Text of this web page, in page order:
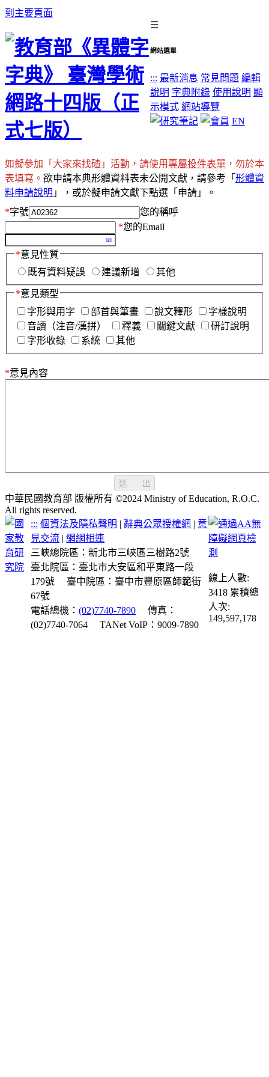
到主要頁面
☰
網站選單
::: 最新消息 常見問題 編輯
說明 字典附錄 使用說明 顯
示模式 網站導覽
EN
如擬參加「大家來找碴」活動，請使用專屬投件表單 ，勿於本
表填寫。 欲申請本典形體資料表未公開文獻，請參考「 形體資
料申請說明 」，或於擬申請文獻下點選「申請」。
*字號
您的稱呼
*您的Email
*意見性質
既有資料疑誤
建議新增 其他
*意見類型
字形與用字
部首與筆畫 說文釋形
字樣說明
音讀（注音/漢拼）
釋義 關鍵文獻
研訂說明
字形收錄
系統 其他
*意見內容
送 出
中華民國教育部 版權所有 ©2024 Ministry of Education, R.O.C.
All rights reserved.
::: 個資法及隱私聲明 | 辭典公眾授權網 | 意
見交流 |網網相連
三峽總院區：新北市三峽區三樹路2號
臺北院區：臺北市大安區和平東路一段
179號
臺中院區：臺中市豐原區師範街
67號
電話總機：(02)7740-7890
傳真：
(02)7740-7064
TANet VoIP：9009-7890
線上人數:
3418 累積總
人次:
149,597,178